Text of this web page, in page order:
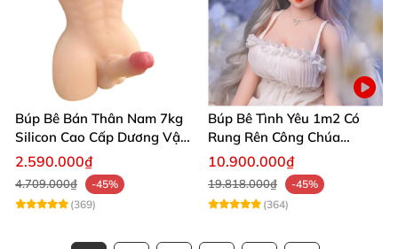
Búp Bê Bán Thân Nam 7kg
Silicon Cao Cấp Dương Vật
Giả Chân Thật Thiết Kế Cơ
Bắp Quyến Rũ
2.590.000₫
4.709.000₫
-45%
(369)
Búp Bê Tình Yêu 1m2 Có
Rung Rên Công Chúa
Anime Xinh Đẹp
10.900.000₫
19.818.000₫
-45%
(364)